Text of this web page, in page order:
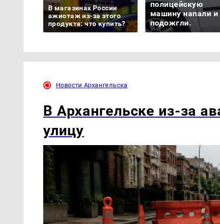
В магазинах России
ажиотаж из-за этого
продукта: что купить?
полицейскую
машину напали и
подожгли.
Новости Архангельска
В Архангельске из-за
улицу